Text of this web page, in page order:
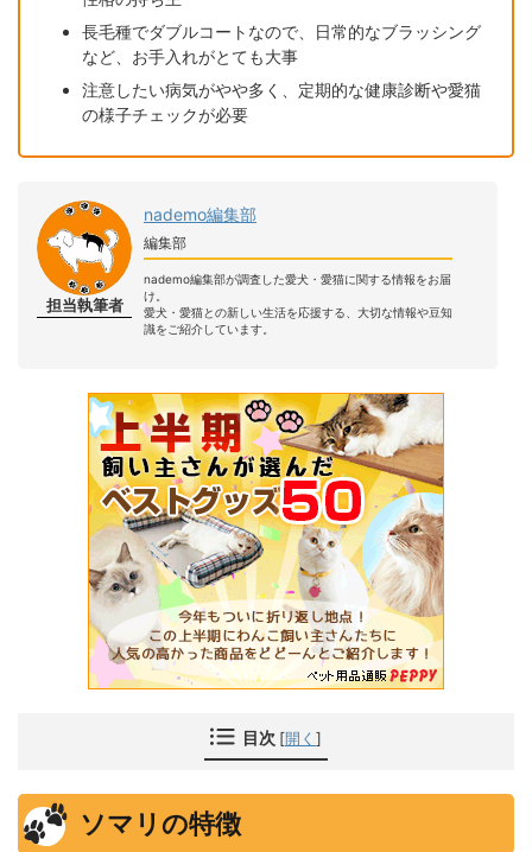
長毛種でダブルコートなので、日常的なブラッシング
など、お手入れがとても大事
注意したい病気がやや多く、定期的な健康診断や愛猫
の様子チェックが必要
担当執筆者
nademo編集部
編集部
nademo編集部が調査した愛犬・愛猫に関する情報をお届
け。
愛犬・愛猫との新しい生活を応援する、大切な情報や豆知
識をご紹介しています。
目次 [開く ]
ソマリの特徴